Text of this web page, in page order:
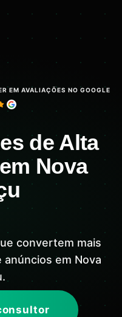
EM AVALIAÇÕES NO GOOGLE
de Alta
Nova
convertem mais
anúncios em Nova